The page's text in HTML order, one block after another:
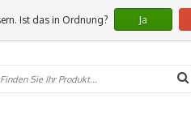
Ist das in Ordnung? Ja